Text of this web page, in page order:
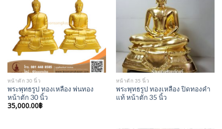
Add to
Wishlist
หน้าตัก 30 นิ้ว
พระพุทธรูป ทองเหลือง พ่นทอง
หน้าตัก 30 นิ้ว
35,000.00฿
หน้าตัก 35 นิ้ว
พระพุทธรูป ทองเหลือง ปิดทองคำ
แท้ หน้าตัก 35 นิ้ว